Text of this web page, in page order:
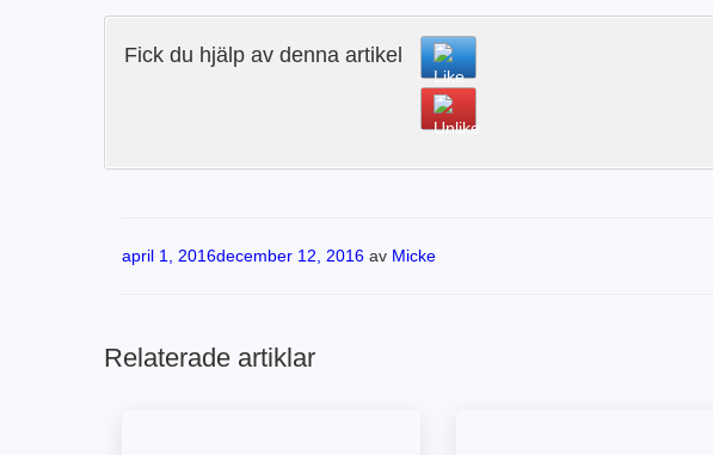
Fick du hjälp av denna artikel
Publicerat
april 1, 2016december 12, 2016 av Micke
Relaterade artiklar